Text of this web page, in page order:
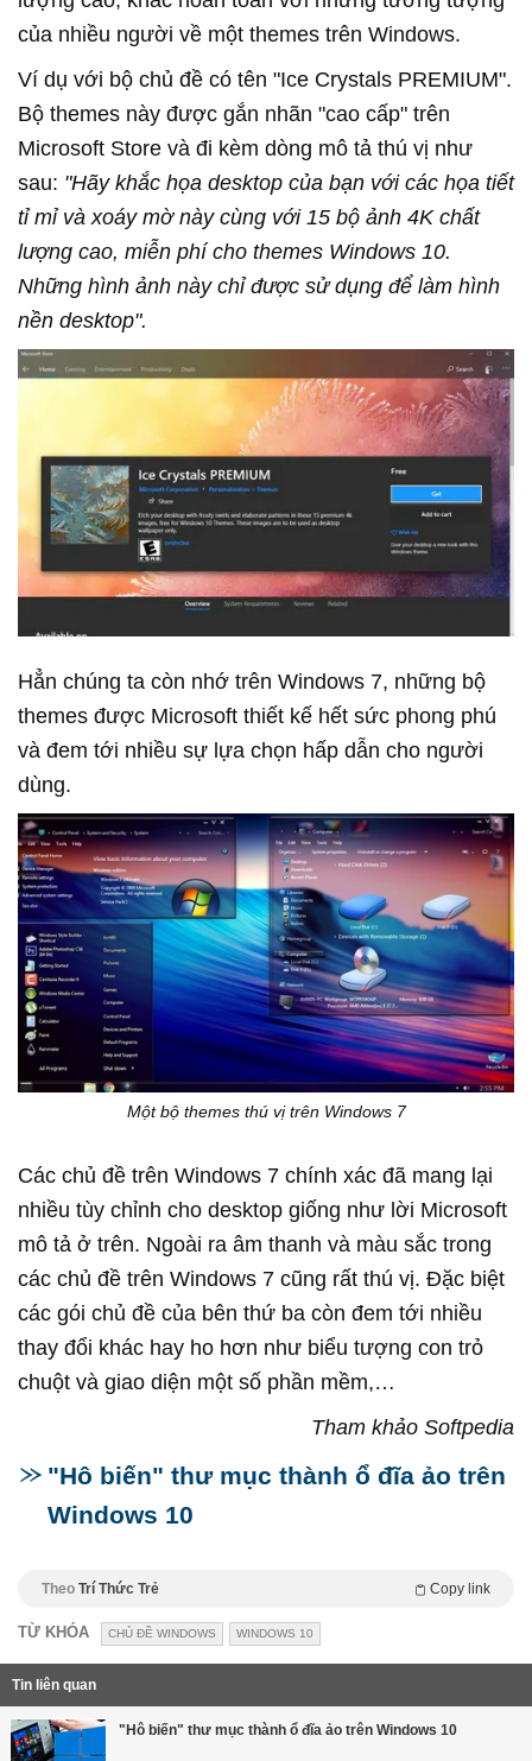
của nhiều người về một themes trên Windows.
Ví dụ với bộ chủ đề có tên "Ice Crystals PREMIUM".
Bộ themes này được gắn nhãn "cao cấp" trên
Microsoft Store và đi kèm dòng mô tả thú vị như
sau: "Hãy khắc họa desktop của bạn với các họa tiết
tỉ mỉ và xoáy mờ này cùng với 15 bộ ảnh 4K chất
lượng cao, miễn phí cho themes Windows 10.
Những hình ảnh này chỉ được sử dụng để làm hình
nền desktop".
Hẳn chúng ta còn nhớ trên Windows 7, những bộ
themes được Microsoft thiết kế hết sức phong phú
và đem tới nhiều sự lựa chọn hấp dẫn cho người
dùng.
Một bộ themes thú vị trên Windows 7
Các chủ đề trên Windows 7 chính xác đã mang lại
nhiều tùy chỉnh cho desktop giống như lời Microsoft
mô tả ở trên. Ngoài ra âm thanh và màu sắc trong
các chủ đề trên Windows 7 cũng rất thú vị. Đặc biệt
các gói chủ đề của bên thứ ba còn đem tới nhiều
thay đổi khác hay ho hơn như biểu tượng con trỏ
chuột và giao diện một số phần mềm,…
Tham khảo Softpedia
"Hô biến" thư mục thành ổ đĩa ảo trên
Windows 10
Theo Trí Thức Trẻ Copy link
TỪ KHÓA CHỦ ĐỀ WINDOWS WINDOWS 10
Tin liên quan
"Hô biến" thư mục thành ổ đĩa ảo trên Windows 10